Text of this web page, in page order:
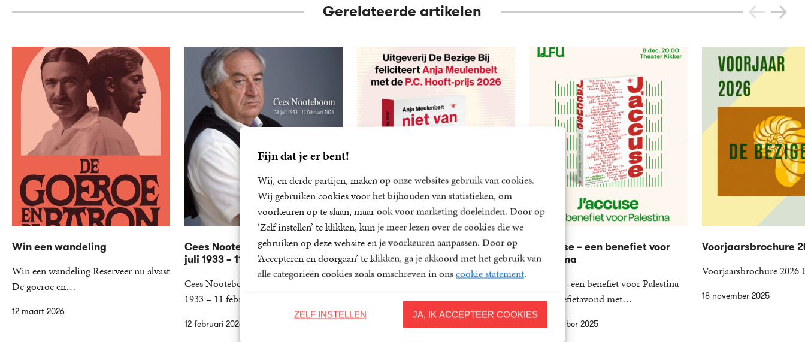
Fijn dat je er bent!
Wij, en derde partijen, maken op onze websites gebruik van cookies.
Wij gebruiken cookies voor het bijhouden van statistieken, om
voorkeuren op te slaan, maar ook voor marketing doeleinden. Door op
‘Zelf instellen’ te klikken, kun je meer lezen over de cookies die we
gebruiken op deze website en je voorkeuren aanpassen. Door op
‘Accepteren en doorgaan’ te klikken, ga je akkoord met het gebruik van
alle categorieën cookies zoals omschreven in onscookie statement.
JA, IK ACCEPTEER COOKIES
ZELF INSTELLEN
Gerelateerde artikelen
12 maart 2026
Win een wandeling
Win een wandeling Reserveer nu alvast
De goeroe en…
12 februari 2026
Cees Nooteboom overleden (31
juli 1933 – 11 februari 2026)
Cees Nooteboom overleden (31 juli
1933 – 11 februari…
Anja Meulenbelt krijgt als
eerste vrouw de P.C. Hooft-
prijsvoor beschouwend proza
Anja Meulenbelt krijgt als eerste vrouw
de P.C. Hooft-prijsvoor…
20 november 2025
J’accuse – een benefiet voor
Palestina
J’accuse – een benefiet voor Palestina
Een benefietavond met…
18 november 2025
Voorjaarsbrochure
Voorjaarsbrochure